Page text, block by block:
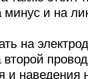
минус и на
на электрод
и наведения